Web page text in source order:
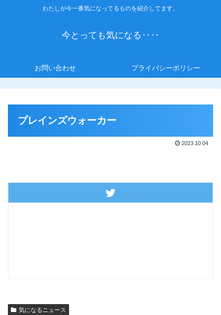
わたしが今一番気になってるものを紹介してます。
今とっても気になる‥‥
お問い合わせ プライバシーポリシー
プレインズウォーカー
2023.10.04
気になるニュース